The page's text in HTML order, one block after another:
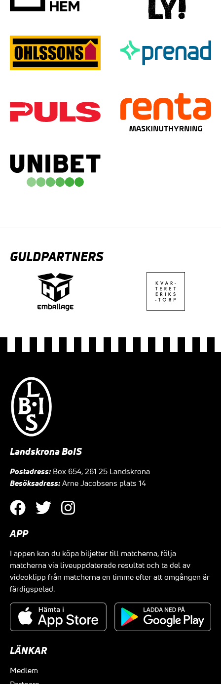
GULDPARTNERS
Landskrona BoIS
Postadress: Box 654, 261 25 Landskrona
Besöksadress: Arne Jacobsens plats 14
APP
I appen kan du köpa biljetter till matcherna, följa
matcherna via liveuppdaterade resultat och ta del av
videoklipp från matcherna en timme efter att omgången är
färdigspelad.
LÄNKAR
Medlem